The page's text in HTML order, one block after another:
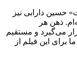
حسین دارابی نیز
ذهن هر
می‌گیرد و مستقیم
برای این فیلم از